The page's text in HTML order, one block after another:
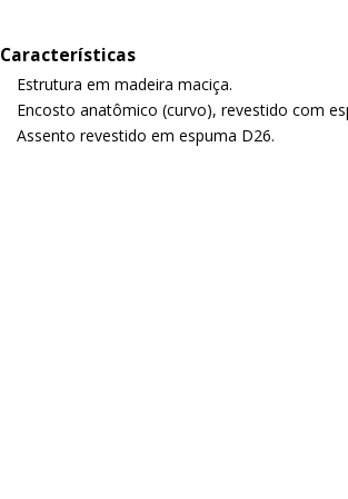
Características
Estrutura em madeira maciça.
Encosto anatômico (curvo), revestido com
Assento revestido em espuma D26.